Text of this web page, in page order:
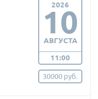
2026
10
АВГУСТА
11:00
30000 руб.